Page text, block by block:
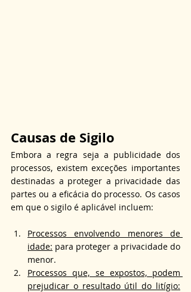
Causas de Sigilo
Embora a regra seja a publicidade dos
processos, existem exceções importantes
destinadas a proteger a privacidade das
partes ou a eficácia do processo. Os casos
em que o sigilo é aplicável incluem:
Processos envolvendo menores de
idade: para proteger a privacidade do
menor.
Processos que, se expostos, podem
prejudicar o resultado útil do litígio: